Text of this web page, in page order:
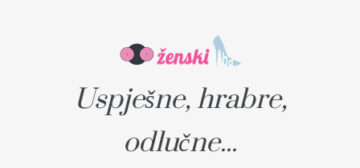
Uspješne, hrabre,
odlučne...